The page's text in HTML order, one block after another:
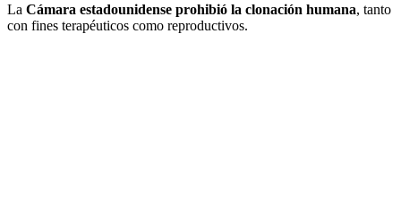
La Cámara estadounidense prohibió la clonación humana, tanto
con fines terapéuticos como reproductivos.